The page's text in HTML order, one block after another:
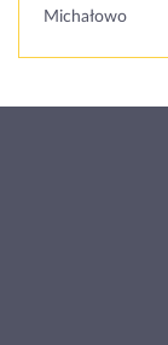
Michałowo